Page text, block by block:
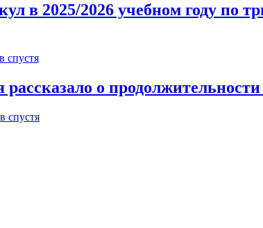
в 2025/2026 учебном году по
спустя
о продолжительности
спустя